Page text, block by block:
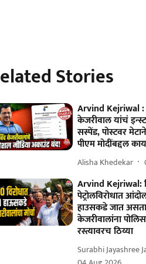
Stories
Arvind Kejriwal :
केजरीवाल यांचं
सस्पेंड, पोस्टवर
पीएम मोदींबद्दल
Alisha Khedekar
Arvind Kejriwal:
पेट्रोलविरोधात
हाउसकडे जात
केजरीवालांना
रस्त्यावरच ठिय्या
Surabhi Jayashree